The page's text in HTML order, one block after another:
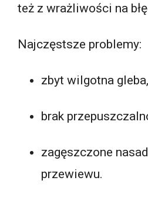
też z wrażliwości na
Najczęstsze problemy:
zbyt wilgotna gleba,
brak
zagęszczone
przewiewu.